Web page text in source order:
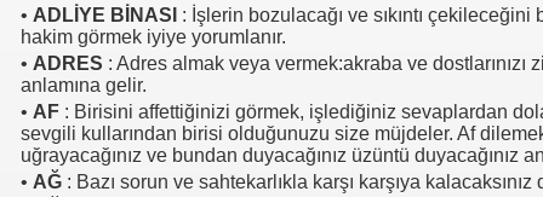
• ADLİYE BİNASI : İşlerin bozulacağı ve sıkıntı çekileceğini
hakim görmek iyiye yorumlanır.
• ADRES : Adres almak veya vermek:akraba ve dostlarınızı
anlamına gelir.
• AF : Birisini affettiğinizi görmek, işlediğiniz sevaplardan
sevgili kullarından birisi olduğunuzu size müjdeler. Af
uğrayacağınız ve bundan duyacağınız üzüntü duyacağınız
• AĞ : Bazı sorun ve sahtekarlıkla karşı karşıya